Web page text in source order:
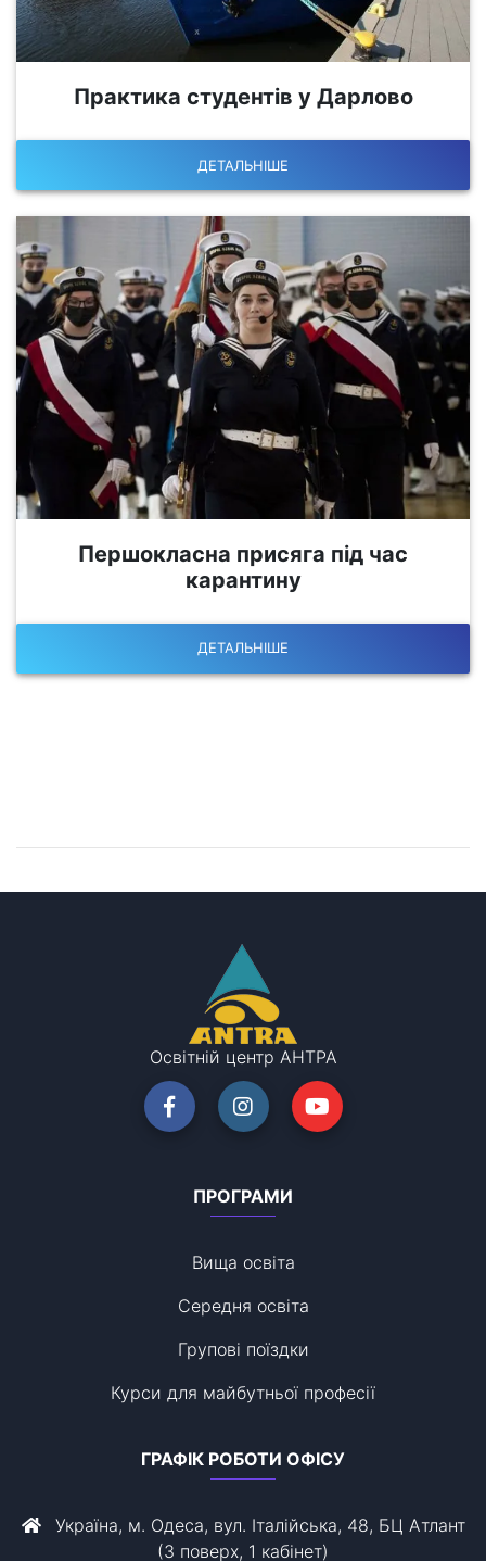
Практика студентів у Дарлово
ДЕТАЛЬНІШЕ
Першокласна присяга під час
карантину
ДЕТАЛЬНІШЕ
Освітній центр АНТРА
ПРОГРАМИ
Вища освіта
Середня освіта
Групові поїздки
Курси для майбутньої професії
ГРАФІК РОБОТИ ОФІСУ
Україна, м. Одеса, вул. Італійська, 48, БЦ Атлант
(3 поверх, 1 кабінет)